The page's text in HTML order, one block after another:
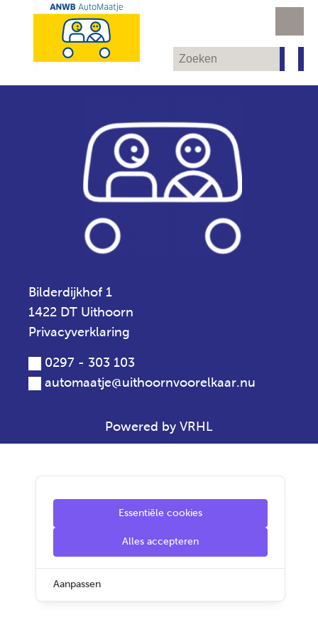
Bilderdijkhof 1
1422 DT Uithoorn
Privacyverklaring
0297 - 303 103
automaatje@uithoornvoorelkaar.nu
Powered by VRHL
Essentiële cookies
Alles accepteren
Aanpassen